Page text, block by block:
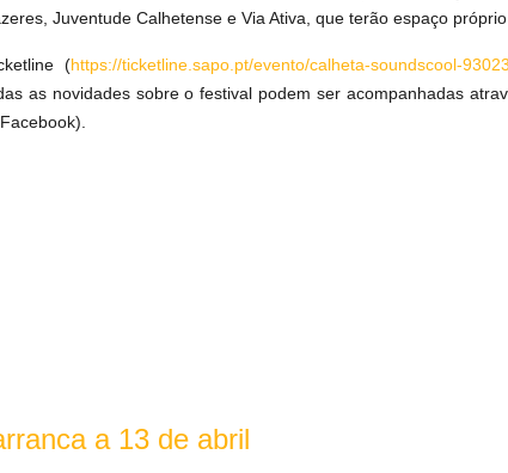
Juventude Calhetense e Via Ativa, que terão espaço próprio
(https://ticketline.sapo.pt/evento/calheta-soundscool-93023
as novidades sobre o festival podem ser acompanhadas
a 13 de abril